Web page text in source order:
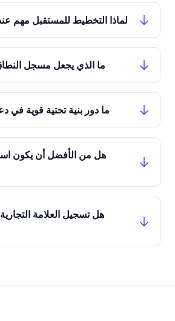
لماذا التخطيط للمستقبل مهم
ما الذي يجعل مسجل
ما دور بنية تحتية قوية في
هل من الأفضل أن يكون
هل تسجيل العلامة